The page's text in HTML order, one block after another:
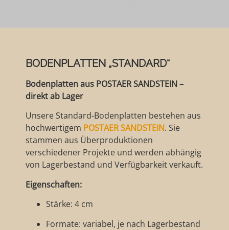
BODENPLATTEN „STANDARD“
Bodenplatten aus POSTAER SANDSTEIN –
direkt ab Lager
Unsere Standard-Bodenplatten bestehen aus
hochwertigem POSTAER SANDSTEIN. Sie
stammen aus Überproduktionen
verschiedener Projekte und werden abhängig
von Lagerbestand und Verfügbarkeit verkauft.
Eigenschaften:
Stärke: 4 cm
Formate: variabel, je nach Lagerbestand